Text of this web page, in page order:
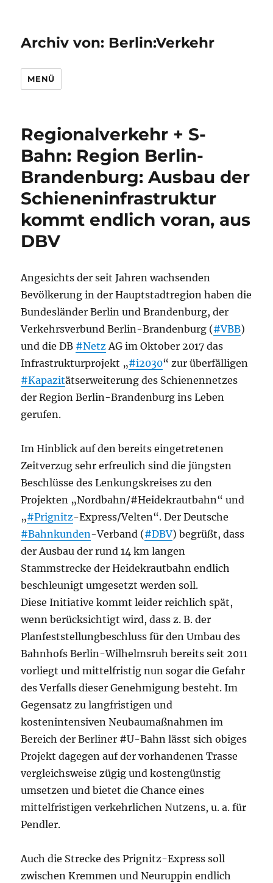
Archiv von: Berlin:Verkehr
MENÜ
Regionalverkehr + S-
Bahn: Region Berlin-
Brandenburg: Ausbau der
Schieneninfrastruktur
kommt endlich voran, aus
DBV
Angesichts der seit Jahren wachsenden
Bevölkerung in der Hauptstadtregion haben die
Bundesländer Berlin und Brandenburg, der
Verkehrsverbund Berlin-Brandenburg (#VBB)
und die DB #NetzAG im Oktober 2017 das
Infrastrukturprojekt „#i2030“ zur überfälligen
#Kapazitätserweiterung des Schienennetzes
der Region Berlin-Brandenburg ins Leben
gerufen.
Im Hinblick auf den bereits eingetretenen
Zeitverzug sehr erfreulich sind die jüngsten
Beschlüsse des Lenkungskreises zu den
Projekten „Nordbahn/#Heidekrautbahn“ und
„#Prignitz-Express/Velten“. Der Deutsche
#Bahnkunden-Verband (#DBV) begrüßt, dass
der Ausbau der rund 14 km langen
Stammstrecke der Heidekrautbahn endlich
beschleunigt umgesetzt werden soll.
Diese Initiative kommt leider reichlich spät,
wenn berücksichtigt wird, dass z. B. der
Planfeststellungbeschluss für den Umbau des
Bahnhofs Berlin-Wilhelmsruh bereits seit 2011
vorliegt und mittelfristig nun sogar die Gefahr
des Verfalls dieser Genehmigung besteht. Im
Gegensatz zu langfristigen und
kostenintensiven Neubaumaßnahmen im
Bereich der Berliner #U-Bahn lässt sich obiges
Projekt dagegen auf der vorhandenen Trasse
vergleichsweise zügig und kostengünstig
umsetzen und bietet die Chance eines
mittelfristigen verkehrlichen Nutzens, u. a. für
Pendler.
Auch die Strecke des Prignitz-Express soll
zwischen Kremmen und Neuruppin endlich